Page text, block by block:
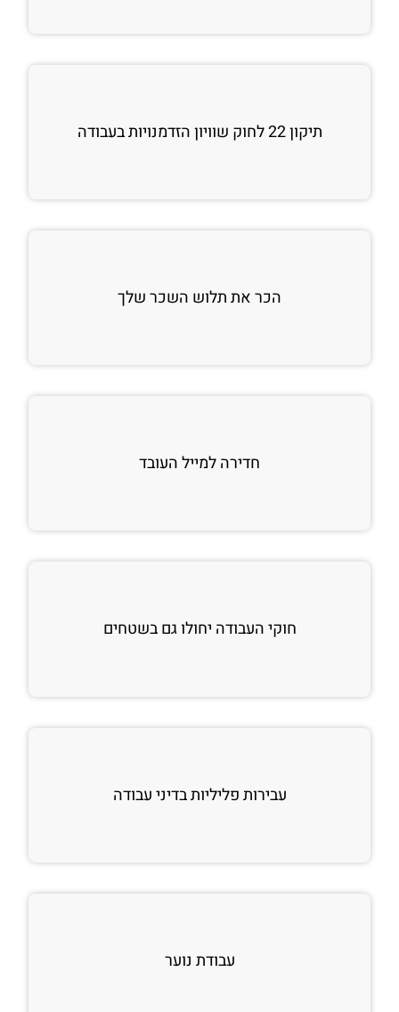
תיקון 22 לחוק שוויון הזדמנויות בעבודה
הכר את תלוש השכר שלך
חדירה למייל העובד
חוקי העבודה יחולו גם בשטחים
עבירות פליליות בדיני עבודה
עבודת נוער